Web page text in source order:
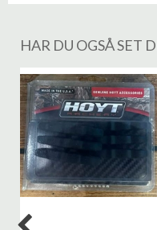
HAR DU OGSÅ SET